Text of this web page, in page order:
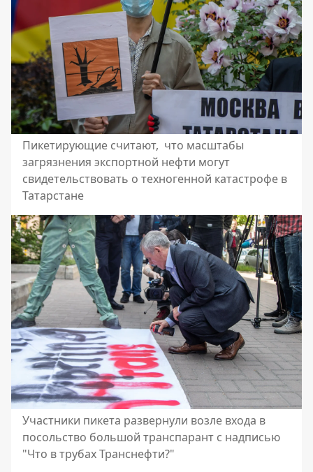
Пикетирующие считают, что масштабы
загрязнения экспортной нефти могут
свидетельствовать о техногенной катастрофе в
Татарстане
Участники пикета развернули возле входа в
посольство большой транспарант с надписью
"Что в трубах Транснефти?"